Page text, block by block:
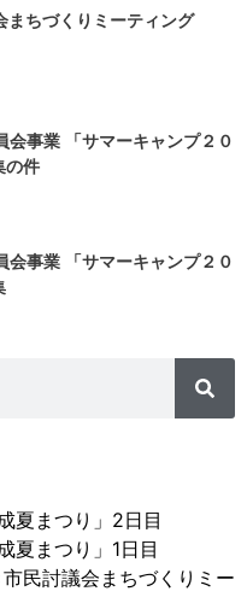
まちづくりミーティング
事業 「サマーキャンプ２０
の件
事業 「サマーキャンプ２０
夏まつり」2日目
夏まつり」1日目
民討議会まちづくりミー